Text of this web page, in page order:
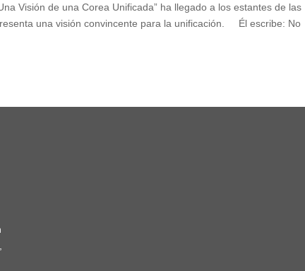
Visión de una Corea Unificada” ha llegado a los estantes de las
una visión convincente para la unificación. Él escribe: No